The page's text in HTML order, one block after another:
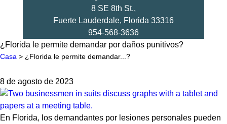
8 SE 8th St.,
Fuerte Lauderdale, Florida 33316
954-568-3636
¿Florida le permite demandar por daños punitivos?
Casa > ¿Florida le permite demandar...?
8 de agosto de 2023
En Florida, los demandantes por lesiones personales pueden